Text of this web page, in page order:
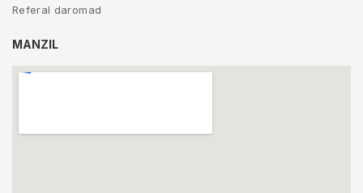
Referal daromad
MANZIL